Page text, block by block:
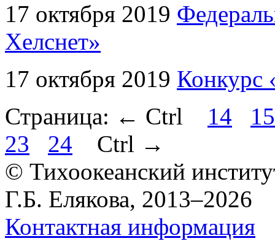
17 октября 2019
Хелснет»
17 октября 2019 Конкурс
Страница: ← Ctrl 14
15
23
24 Ctrl →
© Тихоокеанский
Г.Б. Елякова, 2013–2026
Контактная информация